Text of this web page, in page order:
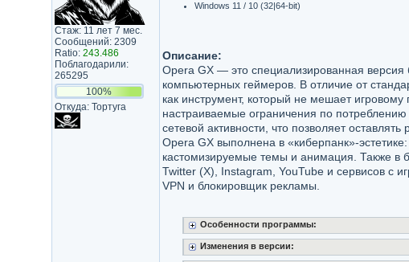
Стаж: 11 лет 7 мес.
Сообщений: 2309
Ratio: 243.486
Поблагодарили:
265295
100%
Откуда: Тортуга
Windows 11 / 10 (32|64-bit)
Описание:
Opera GX — это специализированная версия
компьютерных геймеров. В отличие от
как инструмент, который не мешает
настраиваемые ограничения по
сетевой активности, что позволяет
Opera GX выполнена в «киберпанк»-
кастомизируемые темы и анимация. Также в
Twitter (X), Instagram, YouTube и сервисов с
VPN и блокировщик рекламы.
Особенности программы:
Изменения в версии: